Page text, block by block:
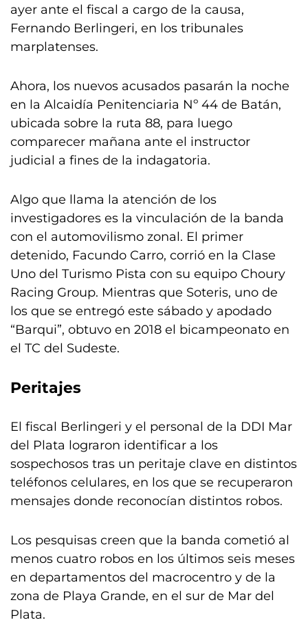
ayer ante el fiscal a cargo de la causa,
Fernando Berlingeri, en los tribunales
marplatenses.
Ahora, los nuevos acusados pasarán la noche
en la Alcaidía Penitenciaria Nº 44 de Batán,
ubicada sobre la ruta 88, para luego
comparecer mañana ante el instructor
judicial a fines de la indagatoria.
Algo que llama la atención de los
investigadores es la vinculación de la banda
con el automovilismo zonal. El primer
detenido, Facundo Carro, corrió en la Clase
Uno del Turismo Pista con su equipo Choury
Racing Group. Mientras que Soteris, uno de
los que se entregó este sábado y apodado
“Barqui”, obtuvo en 2018 el bicampeonato en
el TC del Sudeste.
Peritajes
El fiscal Berlingeri y el personal de la DDI Mar
del Plata lograron identificar a los
sospechosos tras un peritaje clave en distintos
teléfonos celulares, en los que se recuperaron
mensajes donde reconocían distintos robos.
Los pesquisas creen que la banda cometió al
menos cuatro robos en los últimos seis meses
en departamentos del macrocentro y de la
zona de Playa Grande, en el sur de Mar del
Plata.